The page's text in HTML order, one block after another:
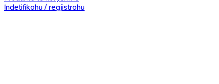
Indetifikohu / regjistrohu